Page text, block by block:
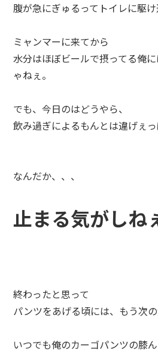
腹が急にぎゅるってトイレに駆け
ミャンマーに来てから
水分はほぼビールで摂ってる俺
ゃねぇ。
でも、今日のはどうやら、
飲み過ぎによるもんとは違げぇっ
なんだか、、、
止まる気がしね
終わったと思って
パンツをあげる頃には、もう次の
いつでも俺のカーゴパンツの膝